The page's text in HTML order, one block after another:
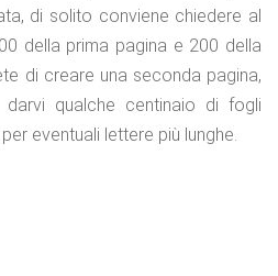
di solito conviene chiedere al
della prima pagina e 200 della
di creare una seconda pagina,
qualche centinaio di fogli
eventuali lettere più lunghe.